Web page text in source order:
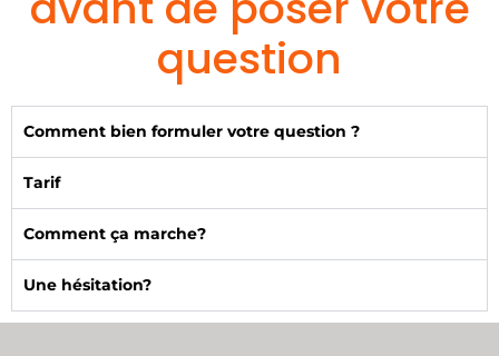
question
Comment bien formuler votre question ?
Tarif
Comment ça marche?
Une hésitation?